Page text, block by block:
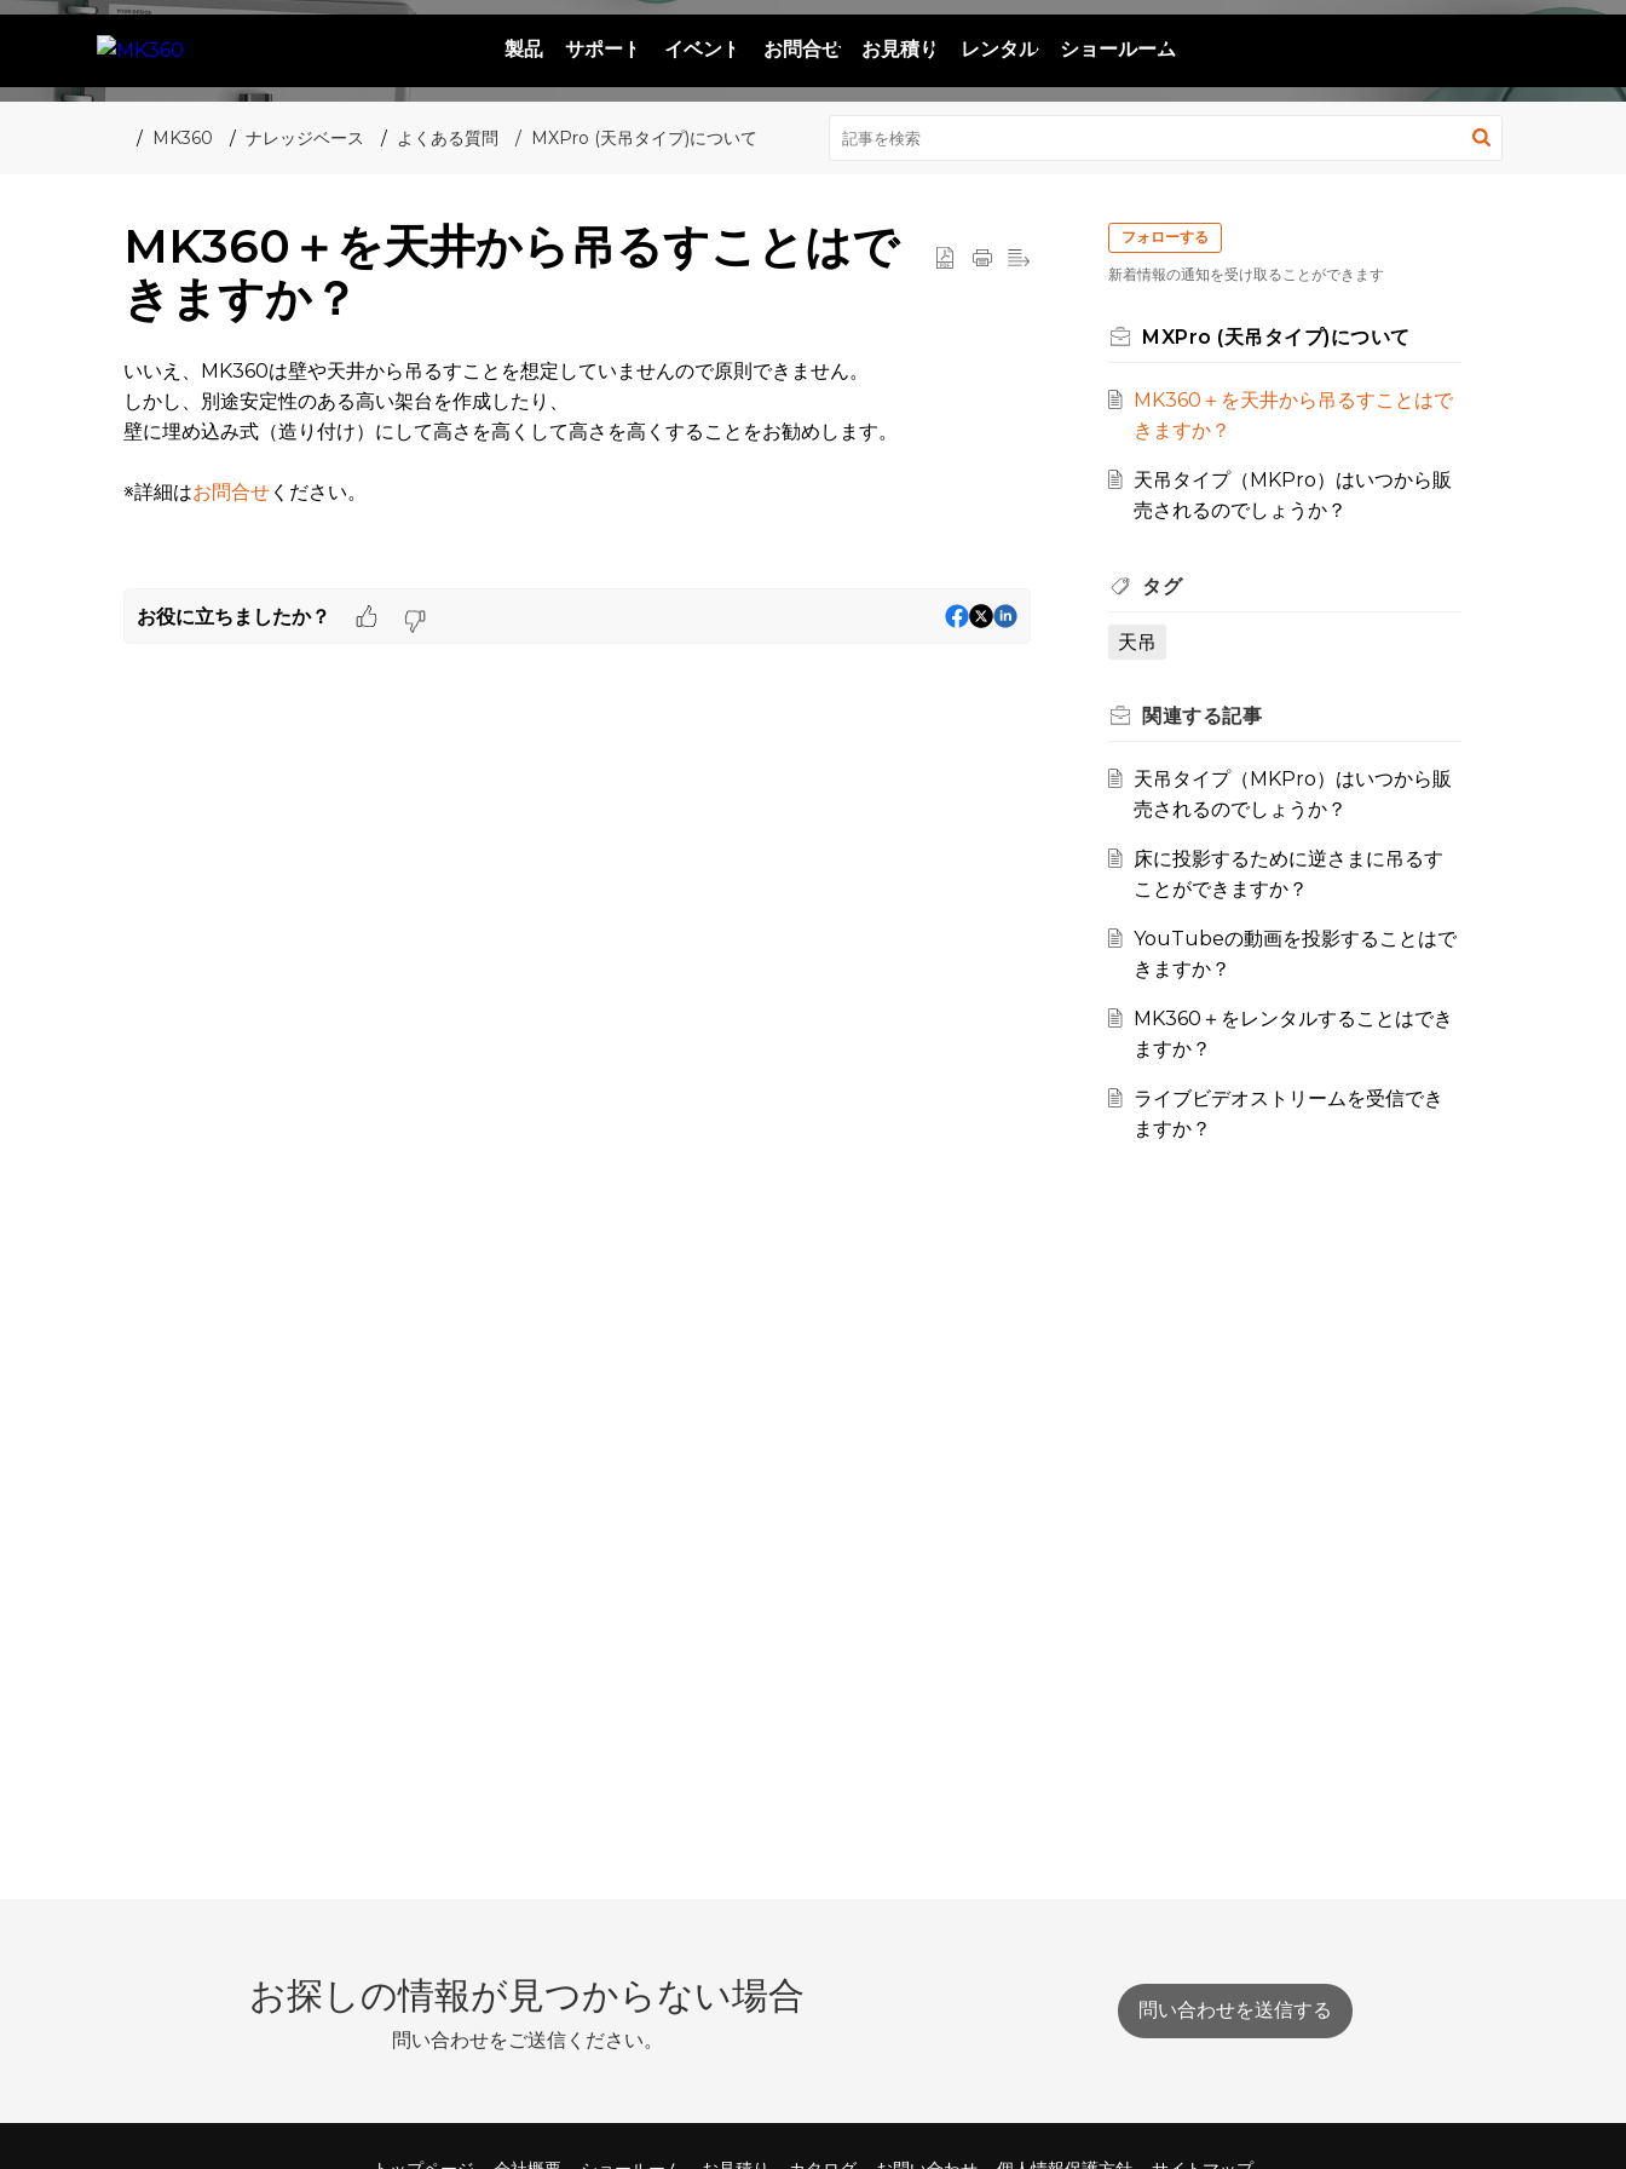
製品 サポート イベント お問合せ お見積り レンタル ショールーム
MK360 ナレッジベース よくある質問 MXPro (天吊タイプ)について
MK360＋を天井から吊るすことはで
きますか？
いいえ、MK360は壁や天井から吊るすことを想定していませんので原則できません。
しかし、別途安定性のある高い架台を作成したり、
壁に埋め込み式（造り付け）にして高さを高くして高さを高くすることをお勧めします。
※詳細はお問合せ ください。
お役に立ちましたか？
フォローする
新着情報の通知を受け取ることができます
MXPro (天吊タイプ)について
MK360＋を天井から吊るすことはで
きますか？
天吊タイプ（MKPro）はいつから販
売されるのでしょうか？
タグ
天吊
関連する記事
天吊タイプ（MKPro）はいつから販
売されるのでしょうか？
床に投影するために逆さまに吊るす
ことができますか？
YouTubeの動画を投影することはで
きますか？
MK360＋をレンタルすることはでき
ますか？
ライブビデオストリームを受信でき
ますか？
お探しの情報が見つからない場合
問い合わせをご送信ください。
問い合わせを送信する